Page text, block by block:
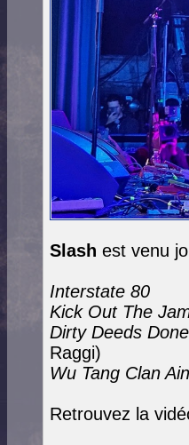
Slash est venu
Interstate 80
Kick Out The
Dirty Deeds
Raggi)
Wu Tang Clan
Retrouvez la